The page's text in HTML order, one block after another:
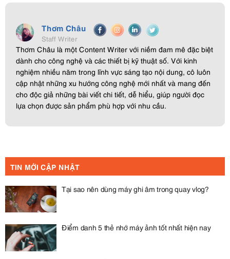
Thơm Châu
Staff Writer
Thơm Châu là một Content Writer với niềm đam mê đặc biệt
dành cho công nghệ và các thiết bị kỹ thuật số. Với kinh
nghiệm nhiều năm trong lĩnh vực sáng tạo nội dung, cô luôn
cập nhật những xu hướng công nghệ mới nhất và mang đến
cho độc giả những bài viết chi tiết, dễ hiểu, giúp người đọc
lựa chọn được sản phẩm phù hợp với nhu cầu.
TIN MỚI CẬP NHẬT
Tại sao nên dùng máy ghi âm trong quay vlog?
Điểm danh 5 thẻ nhớ máy ảnh tốt nhất hiện nay